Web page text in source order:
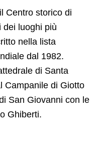
Centro storico di
dei luoghi più
nella lista
dal 1982.
di Santa
Campanile di Giotto
San Giovanni con le
Ghiberti.